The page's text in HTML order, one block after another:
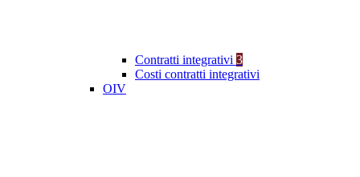
Contratti integrativi 3
Costi contratti integrativi
OIV